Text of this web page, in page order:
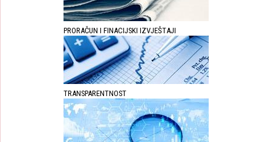
PRORAČUN I FINACIJSKI IZVJEŠTAJI
TRANSPARENTNOST